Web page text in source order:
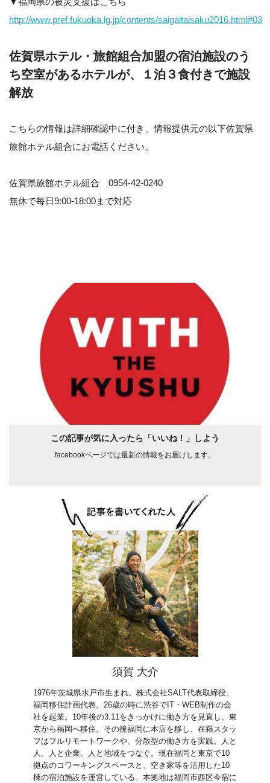
http://www.pref.fukuoka.lg.jp/contents/saigaitaisaku2016.html#03
佐賀県ホテル・旅館組合加盟の宿泊施設のう
ち空室があるホテルが、１泊３食付きで施設
解放
こちらの情報は詳細確認中に付き、情報提供元の以下佐賀県
旅館ホテル組合にお電話ください。
佐賀県旅館ホテル組合 0954-42-0240
無休で毎日9:00-18:00まで対応
この記事が気に入ったら「いいね！」しよう
facebookページでは最新の情報をお届けします。
須賀 大介
1976年茨城県水戸市生まれ。株式会社SALT代表取締役。
福岡移住計画代表。26歳の時に渋谷でIT・WEB制作の会
社を起業。10年後の3.11をきっかけに働き方を見直し、東
京から福岡へ移住。その後福岡に本店を移し、在籍スタッ
フはフルリモートワークや、分散型の働き方を実践。人と
人、人と企業、人と地域をつなぐ。現在福岡と東京で10
拠点のコワーキングスペースと、空き家等を活用した10
棟の宿泊施設を運営している。本拠地は福岡市西区今宿に